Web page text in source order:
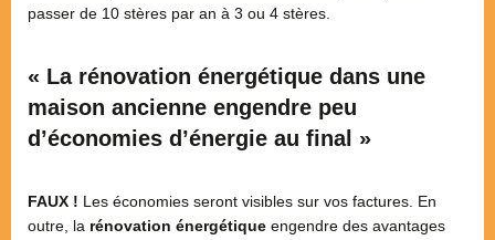
passer de 10 stères par an à 3 ou 4 stères.
« La rénovation énergétique dans une
maison ancienne engendre peu
d’économies d’énergie au final »
FAUX ! Les économies seront visibles sur vos factures. En
outre, la rénovation énergétique engendre des avantages